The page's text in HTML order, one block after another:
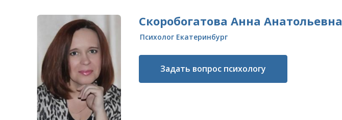
Скоробогатова Анна Анатольевна
Психолог Екатеринбург
Задать вопрос психологу